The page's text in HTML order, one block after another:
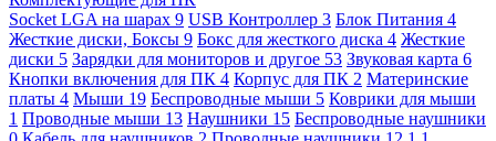
Socket LGA на шарах 9 USB Контроллер 3 Блок Питания 4
Жесткие диски, Боксы 9 Бокс для жесткого диска 4 Жесткие
диски 5 Зарядки для мониторов и другое 53 Звуковая карта 6
Кнопки включения для ПК 4 Корпус для ПК 2 Материнские
платы 4 Мыши 19 Беспроводные мыши 5 Коврики для мыши
1 Проводные мыши 13 Наушники 15 Беспроводные наушники